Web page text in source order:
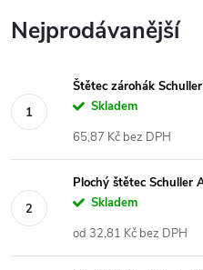
Nejprodávanější
Štětec zárohák
Skladem
65,87 Kč bez DPH
Plochý štětec Schuller
Skladem
od 32,81 Kč bez DPH